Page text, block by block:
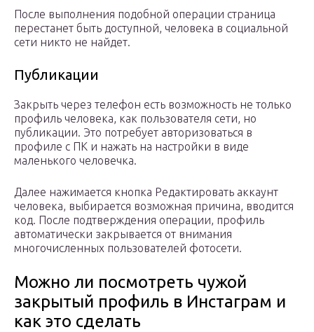
После выполнения подобной операции страница
перестанет быть доступной, человека в социальной
сети никто не найдет.
Публикации
Закрыть через телефон есть возможность не только
профиль человека, как пользователя сети, но
публикации. Это потребует авторизоваться в
профиле с ПК и нажать на настройки в виде
маленького человечка.
Далее нажимается кнопка Редактировать аккаунт
человека, выбирается возможная причина, вводится
код. После подтверждения операции, профиль
автоматически закрывается от внимания
многочисленных пользователей фотосети.
Можно ли посмотреть чужой
закрытый профиль в Инстаграм и
как это сделать